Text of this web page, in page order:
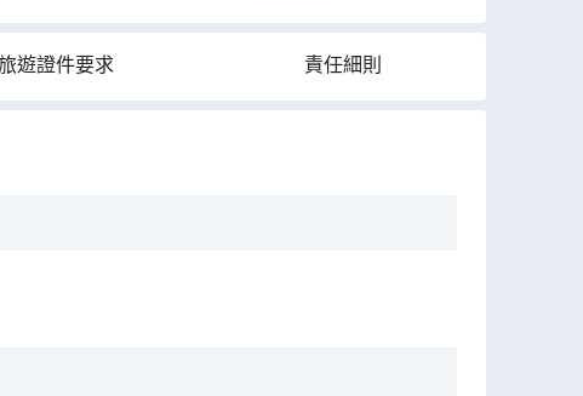
遊證件要求 責任細則